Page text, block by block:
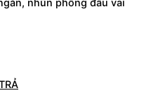
nhún phồng đầu vai